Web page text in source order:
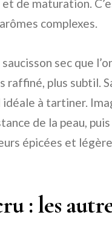
de maturation.
complexes.
saucisson sec que
raffiné, plus subtil.
à tartiner.
de la peau,
épicées et
: les